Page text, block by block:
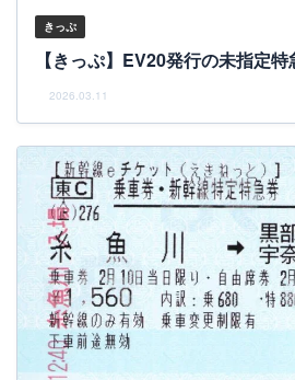
きっぷ
【きっぷ】EV20発行の未指定特
2026.03.11